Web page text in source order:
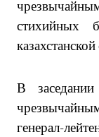
стихийных
В
генерал-